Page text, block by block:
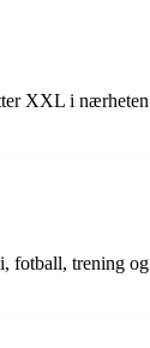
XXL i
trening